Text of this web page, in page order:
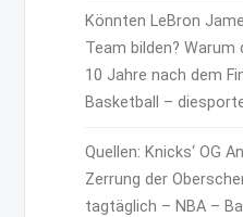
Könnten LeBron
Team bilden?
10 Jahre nach dem
Basketball –
Quellen: Knicks‘ OG
Zerrung der
tagtäglich – NBA –